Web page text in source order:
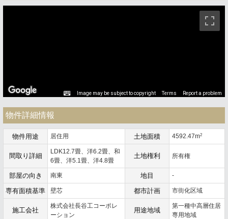
Image may be subject to copyright Terms Report a problem
物件詳細情報
物件用途 居住用 土地面積 4592.47m2
間取り詳細
LDK12.7畳、洋6.2畳、和
6畳、洋5.1畳、洋4.8畳
土地権利 所有権
部屋の向き 南東 地目 -
専有面積基準 壁芯 都市計画 市街化区域
施工会社
株式会社長谷工コーポレ
ーション
用途地域
第一種中高層住居
専用地域